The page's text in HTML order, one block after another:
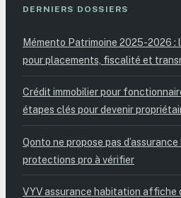
DERNIERS DOSSIERS
Mémento Patrimoine 2025-2026 :
pour placements, fiscalité et
Crédit immobilier pour
étapes clés pour devenir
Qonto ne propose pas
protections pro à vérifier
VYV assurance habitation affiche